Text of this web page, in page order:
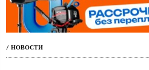
/ НОВОСТИ